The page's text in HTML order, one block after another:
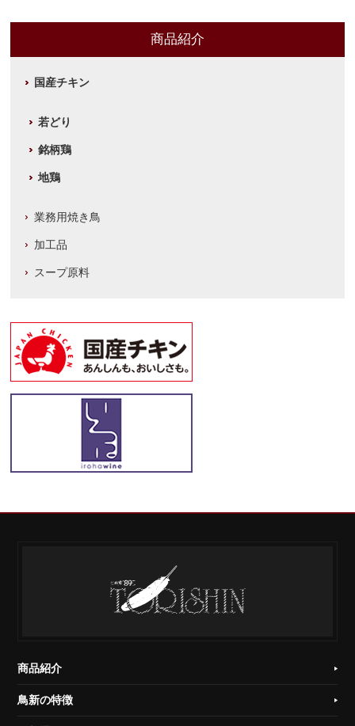
商品紹介
国産チキン
若どり
銘柄鶏
地鶏
業務用焼き鳥
加工品
スープ原料
商品紹介
鳥新の特徴